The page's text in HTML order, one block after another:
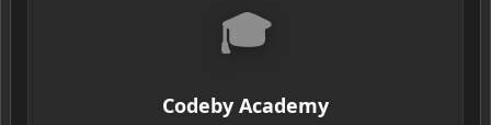
🎓
Codeby Academy